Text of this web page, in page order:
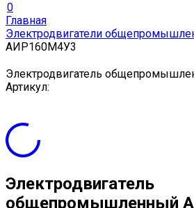
0
Главная
Электродвигатели
АИР160M4У3
Электродвигатель
Артикул:
Электродвигатель
общепромышленный